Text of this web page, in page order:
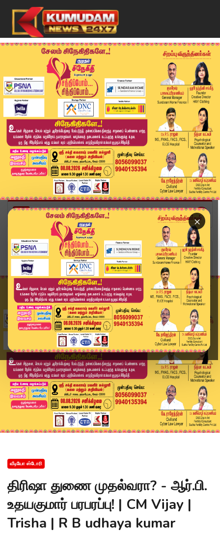
×
Home
வீடியோ ஸ்டோரி
திரிஷா துணை முதல்வரா? - ஆர்.பி. உதயகுமார் பரபரப...
வீடியோ ஸ்டோரி
திரிஷா துணை முதல்வரா? - ஆர்.பி.
உதயகுமார் பரபரப்பு! | CM Vijay |
Trisha | R B udhaya kumar